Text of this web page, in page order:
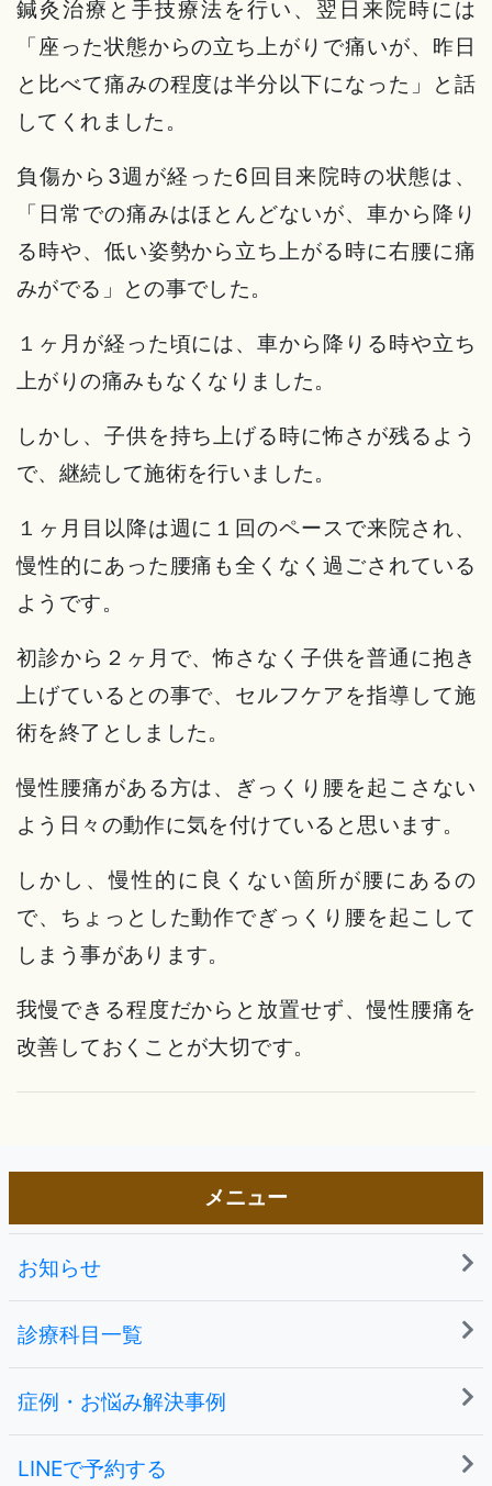
鍼灸治療と手技療法を行い、翌日来院時には
「座った状態からの立ち上がりで痛いが、昨日
と比べて痛みの程度は半分以下になった」と話
してくれました。
負傷から3週が経った6回目来院時の状態は、
「日常での痛みはほとんどないが、車から降り
る時や、低い姿勢から立ち上がる時に右腰に痛
みがでる」との事でした。
１ヶ月が経った頃には、車から降りる時や立ち
上がりの痛みもなくなりました。
しかし、子供を持ち上げる時に怖さが残るよう
で、継続して施術を行いました。
１ヶ月目以降は週に１回のペースで来院され、
慢性的にあった腰痛も全くなく過ごされている
ようです。
初診から２ヶ月で、怖さなく子供を普通に抱き
上げているとの事で、セルフケアを指導して施
術を終了としました。
慢性腰痛がある方は、ぎっくり腰を起こさない
よう日々の動作に気を付けていると思います。
しかし、慢性的に良くない箇所が腰にあるの
で、ちょっとした動作でぎっくり腰を起こして
しまう事があります。
我慢できる程度だからと放置せず、慢性腰痛を
改善しておくことが大切です。
メニュー
お知らせ
診療科目一覧
症例・お悩み解決事例
LINEで予約する